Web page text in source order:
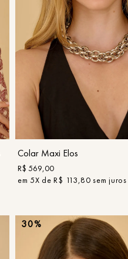
COMPRAR
Colar Maxi Elos
R$ 569,00
em5X deR$ 113,80 sem juros
30%